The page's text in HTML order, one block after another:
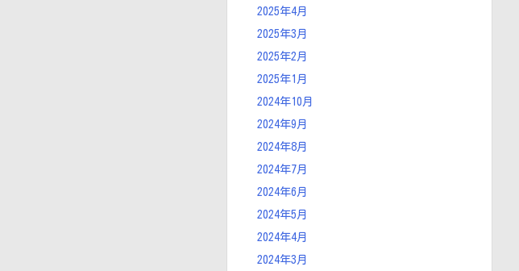
2025年4月
2025年3月
2025年2月
2025年1月
2024年10月
2024年9月
2024年8月
2024年7月
2024年6月
2024年5月
2024年4月
2024年3月